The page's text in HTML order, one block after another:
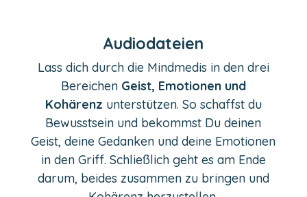
Audiodateien
Lass dich durch die Mindmedis in den drei
Bereichen Geist, Emotionen und
Kohärenz unterstützen. So schaffst du
Bewusstsein und bekommst Du deinen
Geist, deine Gedanken und deine Emotionen
in den Griff. Schließlich geht es am Ende
darum, beides zusammen zu bringen und